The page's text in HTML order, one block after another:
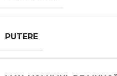
PUTERE